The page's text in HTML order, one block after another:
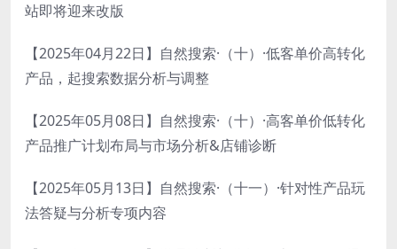
站即将迎来改版
【2025年04月22日】自然搜索·（十）·低客单价高转化
产品，起搜索数据分析与调整
【2025年05月08日】自然搜索·（十）·高客单价低转化
产品推广计划布局与市场分析&店铺诊断
【2025年05月13日】自然搜索·（十一）·针对性产品玩
法答疑与分析专项内容